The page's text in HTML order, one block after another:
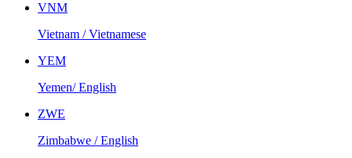
VNM
Vietnam / Vietnamese
YEM
Yemen/ English
ZWE
Zimbabwe / English